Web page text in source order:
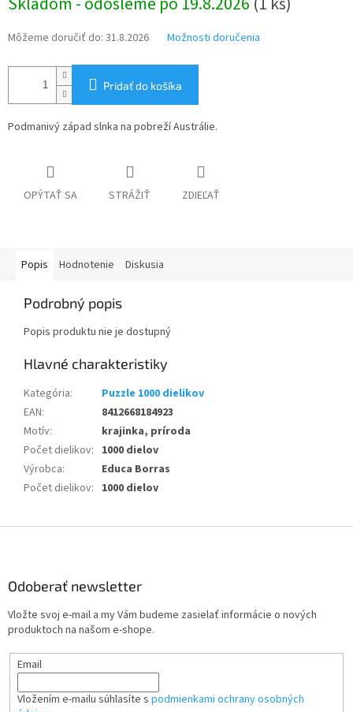
cena:
Môžeme doručiť do: 31.8.2026 Možnosti doručenia
Pridať do košíka
Podmanivý západ slnka na pobreží Austrálie.
OPÝTAŤ SA STRÁŽIŤ ZDIEĽAŤ
Popis Hodnotenie Diskusia
Podrobný popis
Popis produktu nie je dostupný
Kategória:
Puzzle 1000 dielikov
EAN:
8412668184923
Motív:
krajinka, príroda
Počet dielikov: 1000 dielov
Výrobca:
Educa Borras
Počet dielikov: 1000 dielov
Odoberať newsletter
Vložte svoj e-mail a my Vám budeme zasielať informácie o nových
produktoch na našom e-shope.
Email
Vložením e-mailu súhlasíte s podmienkami ochrany osobných